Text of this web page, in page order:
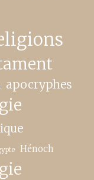
apocryphes
Hénoch